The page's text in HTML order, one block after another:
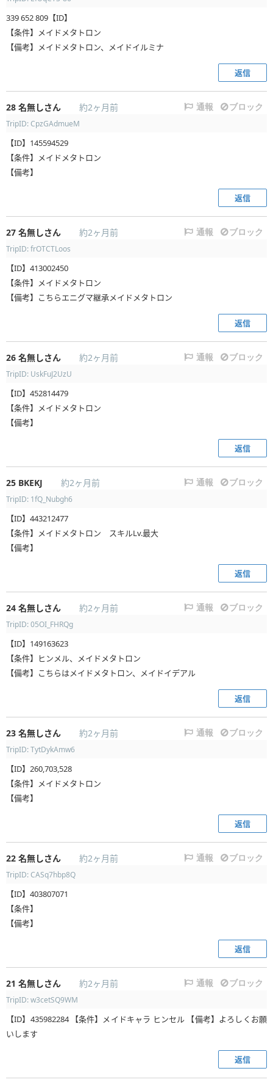
339 652 809【ID】
【条件】メイドメタトロン
【備考】メイドメタトロン、メイドイルミナ
返信
28 名無しさん 約2ヶ月前 通報 ブロック
TripID: CpzGAdmueM
【ID】145594529
【条件】メイドメタトロン
【備考】
返信
27 名無しさん 約2ヶ月前 通報 ブロック
TripID: frOTCTLoos
【ID】413002450
【条件】メイドメタトロン
【備考】こちらエニグマ継承メイドメタトロン
返信
26 名無しさん 約2ヶ月前 通報 ブロック
TripID: UskFuJ2UzU
【ID】452814479
【条件】メイドメタトロン
【備考】
返信
25 BKEKJ 約2ヶ月前 通報 ブロック
TripID: 1fQ_Nubgh6
【ID】443212477
【条件】メイドメタトロン スキルLv.最大
【備考】
返信
24 名無しさん 約2ヶ月前 通報 ブロック
TripID: 05OI_FHRQg
【ID】149163623
【条件】ヒンメル、メイドメタトロン
【備考】こちらはメイドメタトロン、メイドイデアル
返信
23 名無しさん 約2ヶ月前 通報 ブロック
TripID: TytDykAmw6
【ID】260,703,528
【条件】メイドメタトロン
【備考】
返信
22 名無しさん 約2ヶ月前 通報 ブロック
TripID: CASq7hbp8Q
【ID】403807071
【条件】
【備考】
返信
21 名無しさん 約2ヶ月前 通報 ブロック
TripID: w3cetSQ9WM
【ID】435982284 【条件】メイドキャラ ヒンセル 【備考】よろしくお願
いします
返信